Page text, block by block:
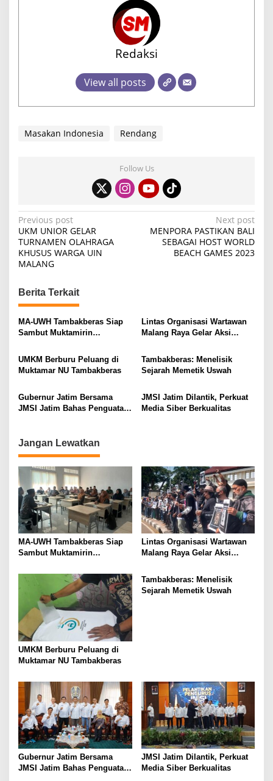
Redaksi
View all posts
Masakan Indonesia Rendang
Follow Us
P
o
s
n
a
v
g
a
t
i
n
Previous post
UKM UNIOR GELAR
TURNAMEN OLAHRAGA
KHUSUS WARGA UIN
MALANG
Next post
MENPORA PASTIKAN BALI
SEBAGAI HOST WORLD
BEACH GAMES 2023
Berita Terkait
MA-UWH Tambakberas Siap
Sambut Muktamirin
Lintas Organisasi Wartawan
Malang Raya Gelar Aksi
Ireng”
UMKM Berburu Peluang di
Muktamar NU Tambakberas
Tambakberas: Menelisik
Sejarah Memetik Uswah
Gubernur Jatim Bersama
JMSI Jatim Bahas Penguatan
JMSI Jatim Dilantik, Perkuat
Media Siber Berkualitas
Jangan Lewatkan
MA-UWH Tambakberas Siap
Sambut Muktamirin
Lintas Organisasi Wartawan
Malang Raya Gelar Aksi
Ireng”
UMKM Berburu Peluang di
Muktamar NU Tambakberas
Tambakberas: Menelisik
Sejarah Memetik Uswah
Gubernur Jatim Bersama
JMSI Jatim Bahas Penguatan
JMSI Jatim Dilantik, Perkuat
Media Siber Berkualitas